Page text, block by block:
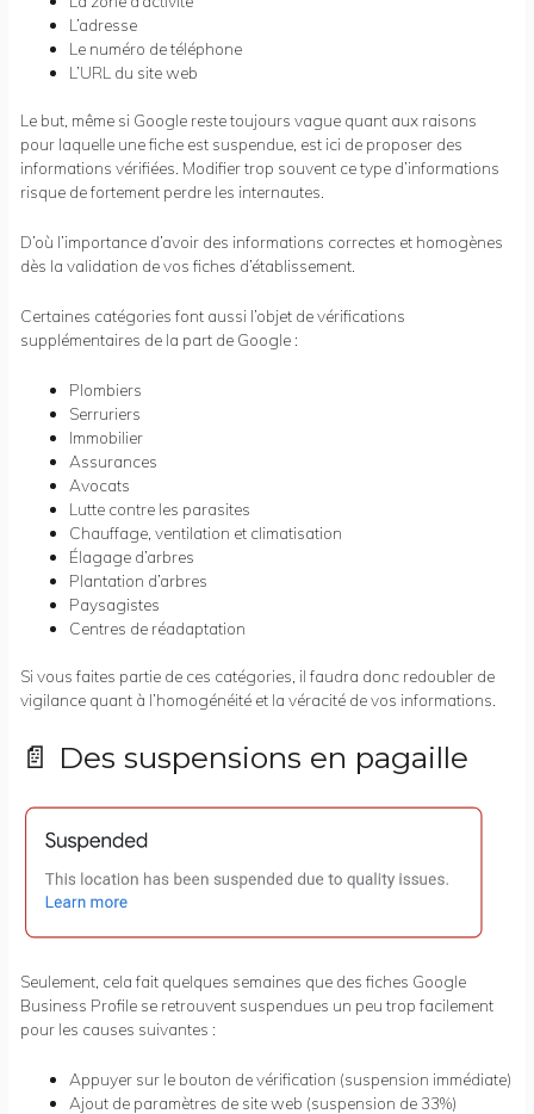
L’adresse
Le numéro de téléphone
L’URL du site web
Le but, même si Google reste toujours vague quant aux raisons
pour laquelle une fiche est suspendue, est ici de proposer des
informations vérifiées. Modifier trop souvent ce type d’informations
risque de fortement perdre les internautes.
D’où l’importance d’avoir des informations correctes et homogènes
dès la validation de vos fiches d’établissement.
Certaines catégories font aussi l’objet de vérifications
supplémentaires de la part de Google :
Plombiers
Serruriers
Immobilier
Assurances
Avocats
Lutte contre les parasites
Chauffage, ventilation et climatisation
Élagage d’arbres
Plantation d’arbres
Paysagistes
Centres de réadaptation
Si vous faites partie de ces catégories, il faudra donc redoubler de
vigilance quant à l’homogénéité et la véracité de vos informations.
📄 Des suspensions en pagaille
Seulement, cela fait quelques semaines que des fiches Google
Business Profile se retrouvent suspendues un peu trop facilement
pour les causes suivantes :
Appuyer sur le bouton de vérification (suspension immédiate)
Ajout de paramètres de site web (suspension de 33%)